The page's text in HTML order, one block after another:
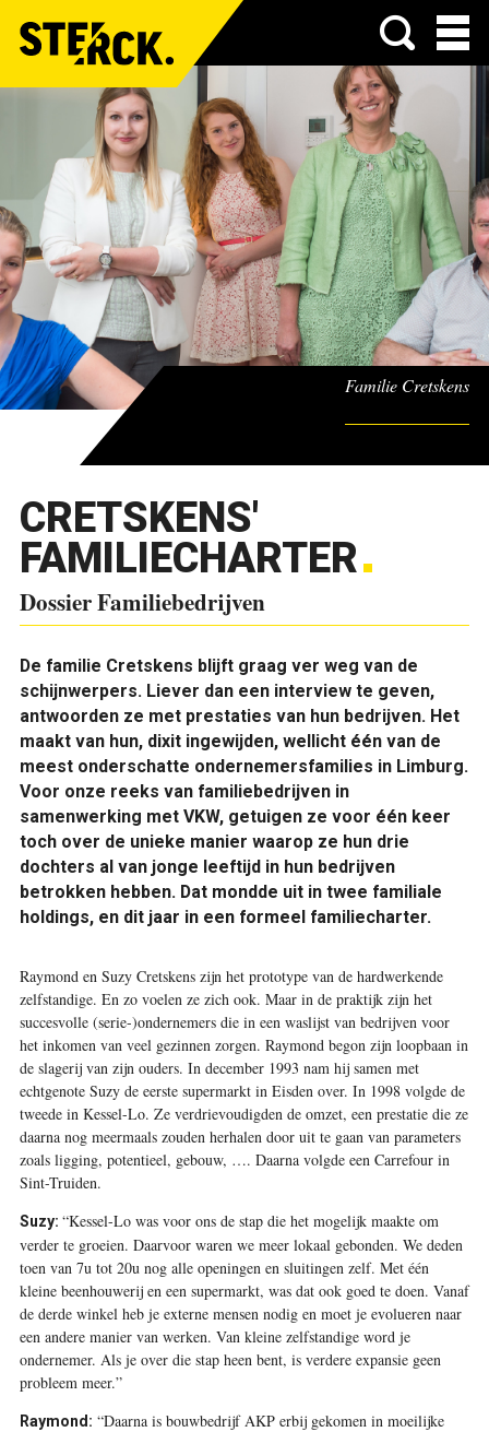
Menu
Familie Cretskens
CRETSKENS'
FAMILIECHARTER
Dossier Familiebedrijven
De familie Cretskens blijft graag ver weg van de
schijnwerpers. Liever dan een interview te geven,
antwoorden ze met prestaties van hun bedrijven. Het
maakt van hun, dixit ingewijden, wellicht één van de
meest onderschatte ondernemersfamilies in Limburg.
Voor onze reeks van familiebedrijven in
samenwerking met VKW, getuigen ze voor één keer
toch over de unieke manier waarop ze hun drie
dochters al van jonge leeftijd in hun bedrijven
betrokken hebben. Dat mondde uit in twee familiale
holdings, en dit jaar in een formeel familiecharter.
Raymond en Suzy Cretskens zijn het prototype van de hardwerkende
zelfstandige. En zo voelen ze zich ook. Maar in de praktijk zijn het
succes­volle (serie-)ondernemers die in een waslijst van bedrijven voor
het inkomen van veel gezinnen zorgen. Raymond begon zijn loopbaan in
de slagerij van zijn ouders. In december 1993 nam hij samen met
echtgenote Suzy de eerste supermarkt in Eisden over. In 1998 volgde de
tweede in Kessel-Lo. Ze verdrievoudigden de omzet, een prestatie die ze
daarna nog meermaals zouden herhalen door uit te gaan van para­meters
zoals ligging, potentieel, gebouw, …. Daarna volgde een Carrefour in
Sint-Truiden.
Suzy: “Kessel-Lo was voor ons de stap die het mogelijk maakte om
verder te groeien. Daarvoor waren we meer lokaal gebonden. We deden
toen van 7u tot 20u nog alle openingen en sluitingen zelf. Met één
kleine beenhouwerij en een supermarkt, was dat ook goed te doen. Vanaf
de derde winkel heb je externe mensen nodig en moet je evolueren naar
een andere manier van werken. Van kleine zelfstandige word je
ondernemer. Als je over die stap heen bent, is verdere expansie geen
probleem meer.”
Raymond: “Daarna is bouwbedrijf AKP erbij gekomen in moeilijke